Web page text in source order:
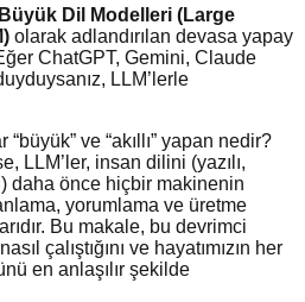
Büyük Dil Modelleri (Large
olarak adlandırılan devasa yapay
ChatGPT, Gemini, Claude
LLM’lerle
ve “akıllı” yapan nedir?
LLM’ler, insan dilini (yazılı,
daha önce hiçbir makinenin
yorumlama ve üretme
Bu makale, bu devrimci
çalıştığını ve hayatımızın her
en anlaşılır şekilde